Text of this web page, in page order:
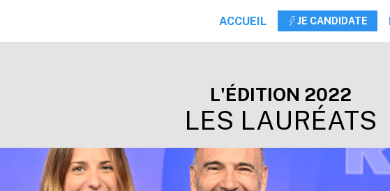
ACCUEIL JE CANDIDATE
L'ÉDITION 2022
LES LAURÉATS